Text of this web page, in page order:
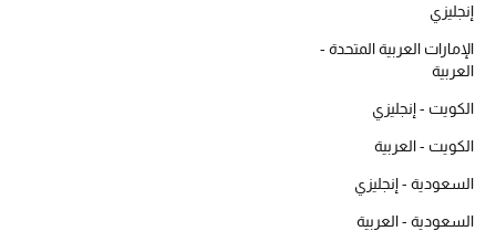
إنجليزي
الإمارات العربية المتحدة -
العربية
الكويت - إنجليزي
الكويت - العربية
السعودية - إنجليزي
السعودية - العربية